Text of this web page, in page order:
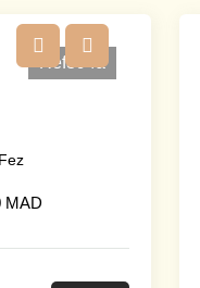
Ref394a
MAD